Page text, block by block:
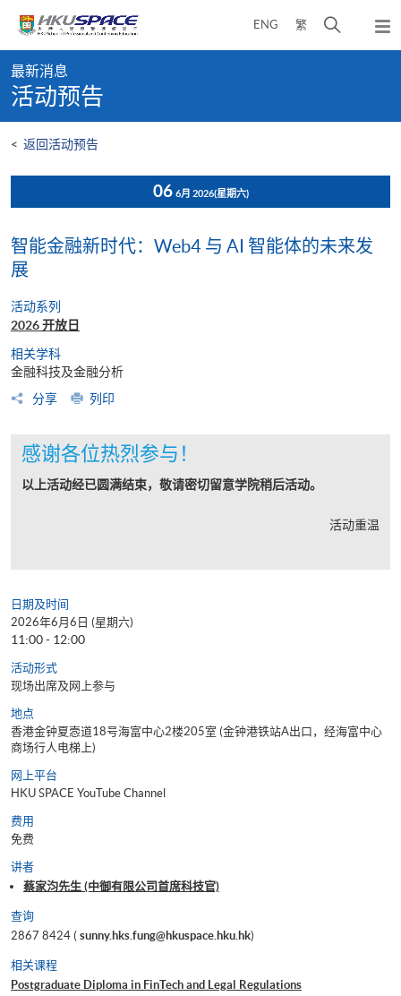
content
ENG 繁
开
弹
出
content
start
最新消息
活动预告
< 返回活动预告
06 6月 2026(星期六)
智能金融新时代：Web4 与 AI 智能体的未来发
展
活动系列
2026 开放日
相关学科
金融科技及金融分析
分享
列印
感谢各位热烈参与！
以上活动经已圆满结束，敬请密切留意学院稍后活动。
活动重温
日期及时间
2026年6月6日 (星期六)
11:00 - 12:00
活动形式
现场出席及网上参与
地点
香港金钟夏悫道18号海富中心2楼205室 (金钟港铁站A出口，经海富中心
商场行人电梯上)
网上平台
HKU SPACE YouTube Channel
费用
免费
讲者
蔡家汮先生 (中御有限公司首席科技官)
查询
2867 8424 ( sunny.hks.fung@hkuspace.hku.hk)
相关课程
Postgraduate Diploma in FinTech and Legal Regulations